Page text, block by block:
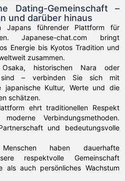
Dating-Gemeinschaft –
und darüber hinaus
Japans führender Plattform für
Japanese-chat.com bringt
Energie bis Kyotos Tradition und
zusammen.
historischen Nara oder
sind – verbinden Sie sich mit
japanische Kultur, Werte und die
schätzen.
ehrt traditionellen Respekt
Verbindungsmethoden.
und bedeutungsvolle
haben dauerhafte
respektvolle Gemeinschaft
als auch persönliches Wachstum